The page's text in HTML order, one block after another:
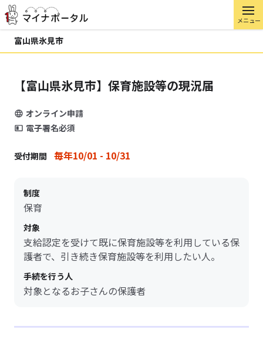
メニュー
富山県氷見市
【富山県氷見市】保育施設等の現況届
オンライン申請
電子署名必須
受付期間 毎年10/01 - 10/31
制度
保育
対象
支給認定を受けて既に保育施設等を利用している保
護者で、引き続き保育施設等を利用したい人。
手続を行う人
対象となるお子さんの保護者